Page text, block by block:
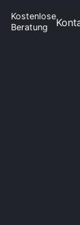
Kostenlose
Beratung